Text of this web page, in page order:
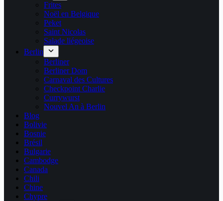
Frites
Noël en Belgique
Peket
Saint Nicolas
Salade liégeoise
Berlin
Berliner
Berliner Dom
Carnaval des Cultures
Checkpoint Charlie
Currywurst
Nouvel An à Berlin
Blog
Bolivie
Bosnie
Brésil
Bulgarie
Cambodge
Canada
Chili
Chine
Chypre